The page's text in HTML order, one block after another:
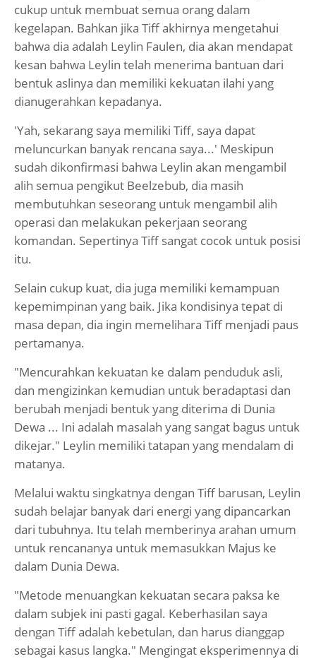
cukup untuk membuat semua orang dalam
kegelapan. Bahkan jika Tiff akhirnya mengetahui
bahwa dia adalah Leylin Faulen, dia akan mendapat
kesan bahwa Leylin telah menerima bantuan dari
bentuk aslinya dan memiliki kekuatan ilahi yang
dianugerahkan kepadanya.
'Yah, sekarang saya memiliki Tiff, saya dapat
meluncurkan banyak rencana saya...' Meskipun
sudah dikonfirmasi bahwa Leylin akan mengambil
alih semua pengikut Beelzebub, dia masih
membutuhkan seseorang untuk mengambil alih
operasi dan melakukan pekerjaan seorang
komandan. Sepertinya Tiff sangat cocok untuk posisi
itu.
Selain cukup kuat, dia juga memiliki kemampuan
kepemimpinan yang baik. Jika kondisinya tepat di
masa depan, dia ingin memelihara Tiff menjadi paus
pertamanya.
"Mencurahkan kekuatan ke dalam penduduk asli,
dan mengizinkan kemudian untuk beradaptasi dan
berubah menjadi bentuk yang diterima di Dunia
Dewa ... Ini adalah masalah yang sangat bagus untuk
dikejar." Leylin memiliki tatapan yang mendalam di
matanya.
Melalui waktu singkatnya dengan Tiff barusan, Leylin
sudah belajar banyak dari energi yang dipancarkan
dari tubuhnya. Itu telah memberinya arahan umum
untuk rencananya untuk memasukkan Majus ke
dalam Dunia Dewa.
"Metode menuangkan kekuatan secara paksa ke
dalam subjek ini pasti gagal. Keberhasilan saya
dengan Tiff adalah kebetulan, dan harus dianggap
sebagai kasus langka." Mengingat eksperimennya di